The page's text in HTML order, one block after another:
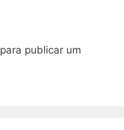
para publicar um